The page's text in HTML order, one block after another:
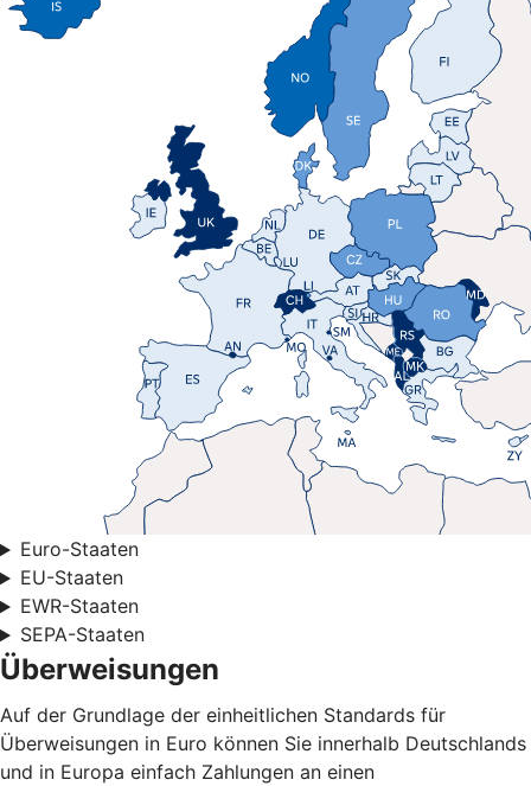
Euro-Staaten
EU-Staaten
EWR-Staaten
SEPA-Staaten
Überweisungen
Auf der Grundlage der einheitlichen Standards für
Überweisungen in Euro können Sie innerhalb Deutschlands
und in Europa einfach Zahlungen an einen